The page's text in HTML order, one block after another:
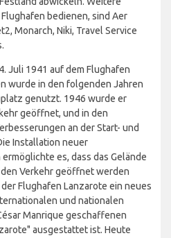
bedienen, sind Aer
Monarch, Niki, Travel Service
Juli 1941 auf dem Flughafen
wurde in den folgenden Jahren
genutzt. 1946 wurde er
geöffnet, und in den
an der Start- und
Installation neuer
es, dass das Gelände
Verkehr geöffnet werden
Flughafen Lanzarote ein neues
und nationalen
Manrique geschaffenen
ausgestattet ist. Heute